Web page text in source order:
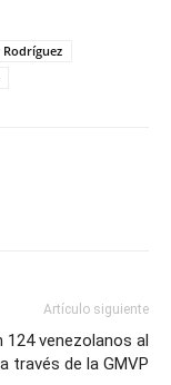
Rodríguez
Artículo siguiente
124 venezolanos al
través de la GMVP